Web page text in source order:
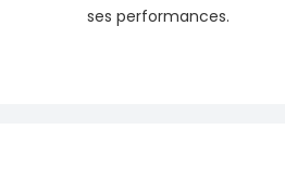
ses performances.